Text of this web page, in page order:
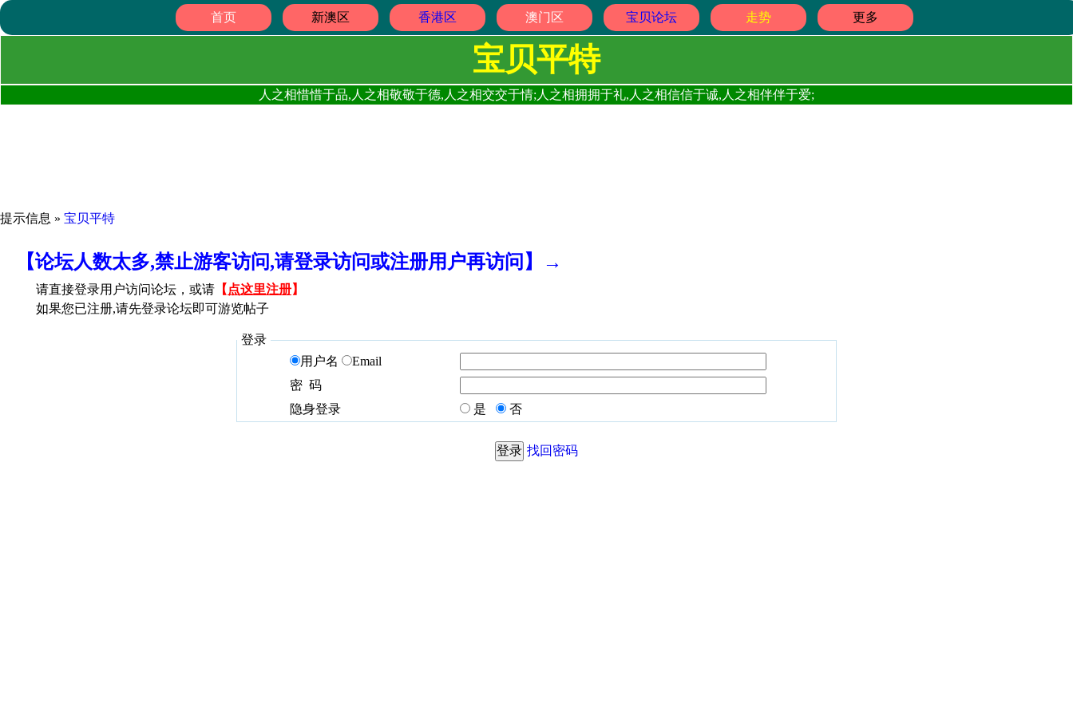
首页 新澳区 香港区 澳门区 宝贝论坛 走势 更多
宝贝平特
人之相惜惜于品,人之相敬敬于德,人之相交交于情;人之相拥拥于礼,人之相信信于诚,人之相伴伴于爱;
提示信息 » 宝贝平特
【论坛人数太多,禁止游客访问,请登录访问或注册用户再访问】→
请直接登录用户访问论坛，或请 【 点这里注册】
如果您已注册,请先登录论坛即可游览帖子
登录
用户名
Email
密 码
隐身登录
是 否
找回密码